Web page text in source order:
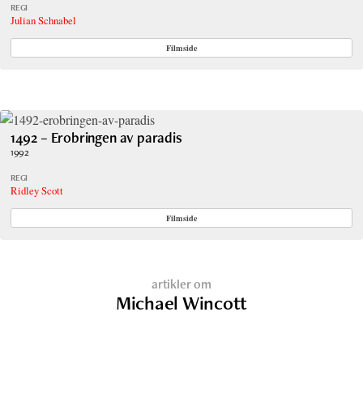
REGI
Julian Schnabel
Filmside
1492 – Erobringen av paradis
1992
REGI
Ridley Scott
Filmside
artikler om
Michael Wincott